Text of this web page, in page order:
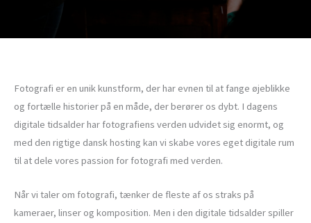
Fotografi er en unik kunstform, der har evnen til at fange øjeblikke
og fortælle historier på en måde, der berører os dybt. I dagens
digitale tidsalder har fotografiens verden udvidet sig enormt, og
med den rigtige dansk hosting kan vi skabe vores eget digitale rum
til at dele vores passion for fotografi med verden.
Når vi taler om fotografi, tænker de fleste af os straks på
kameraer, linser og komposition. Men i den digitale tidsalder spiller